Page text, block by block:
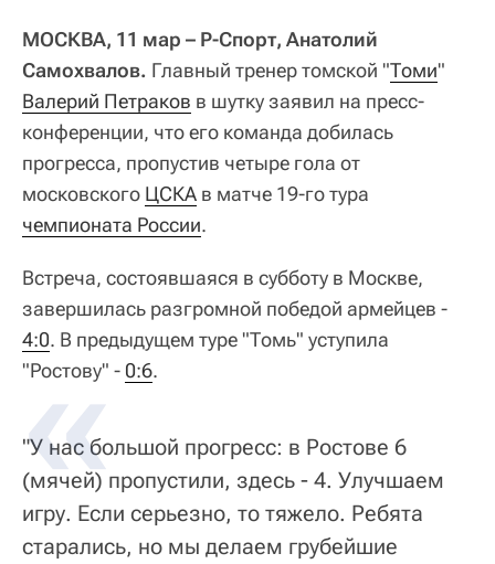
МОСКВА, 11 мар – Р-Спорт, Анатолий
Самохвалов. Главный тренер томской "Томи"
Валерий Петраков в шутку заявил на пресс-
конференции, что его команда добилась
прогресса, пропустив четыре гола от
московского ЦСКА в матче 19-го тура
чемпионата России.
Встреча, состоявшаяся в субботу в Москве,
завершилась разгромной победой армейцев -
4:0. В предыдущем туре "Томь" уступила
"Ростову" - 0:6.
"У нас большой прогресс: в Ростове 6
(мячей) пропустили, здесь - 4. Улучшаем
игру. Если серьезно, то тяжело. Ребята
старались, но мы делаем грубейшие